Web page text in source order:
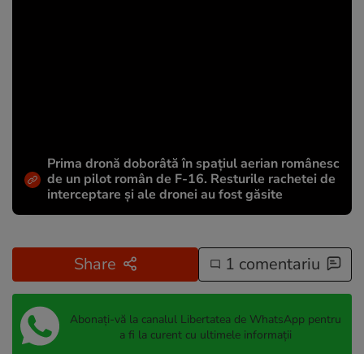
Prima dronă doborâtă în spațiul aerian românesc
de un pilot român de F-16. Resturile rachetei de
interceptare și ale dronei au fost găsite
Share 1 comentariu
Abonați-vă la canalul Libertatea de WhatsApp pentru
a fi la curent cu ultimele informații